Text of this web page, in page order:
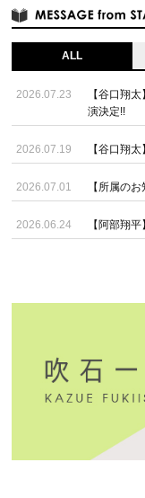
ALL
2026.07.23
【谷口翔
演決定!!
2026.07.19 【谷口翔
2026.07.01 【所属の
2026.06.24 【阿部翔